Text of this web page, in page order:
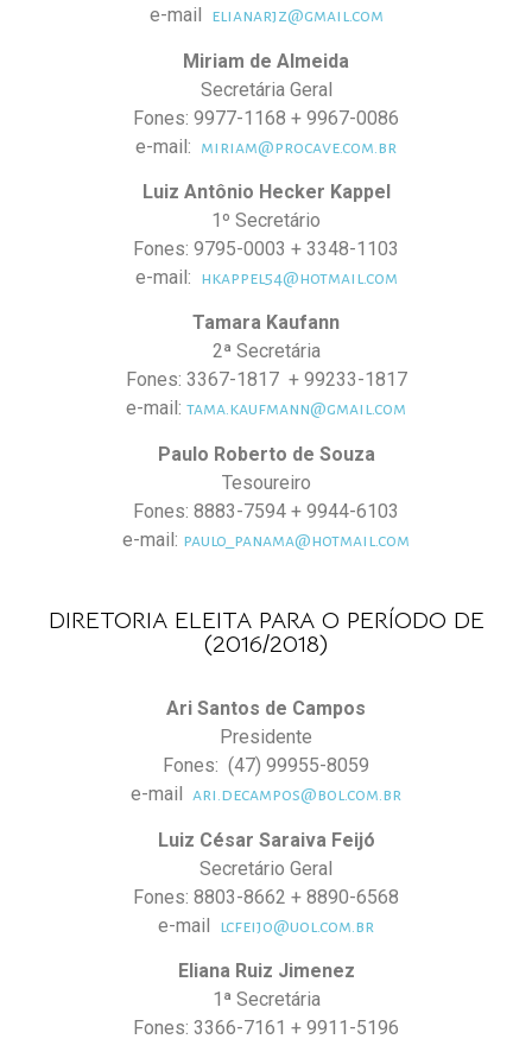
e-mail
elianarjz@gmail.com
Miriam de Almeida
Secretária Geral
Fones: 9977-1168 + 9967-0086
e-mail:
miriam@procave.com.br
Luiz Antônio Hecker Kappel
1º Secretário
Fones: 9795-0003 + 3348-1103
e-mail:
hkappel54@hotmail.com
Tamara Kaufann
2ª Secretária
Fones: 3367-1817 + 99233-1817
e-mail: tama.kaufmann@gmail.com
Paulo Roberto de Souza
Tesoureiro
Fones: 8883-7594 + 9944-6103
e-mail: paulo_panama@hotmail.com
DIRETORIA ELEITA PARA O PERÍODO DE
(2016/2018)
Ari Santos de Campos
Presidente
Fones: (47) 99955-8059
e-mail ari.decampos@bol.com.br
Luiz César Saraiva Feijó
Secretário Geral
Fones: 8803-8662 + 8890-6568
e-mail
lcfeijo@uol.com.br
Eliana Ruiz Jimenez
1ª Secretária
Fones: 3366-7161 + 9911-5196